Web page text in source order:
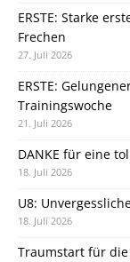
ERSTE: Starke
Frechen
27. Juli 2026
ERSTE:
Trainingswoche
21. Juli 2026
DANKE für eine
18. Juli 2026
U8:
18. Juli 2026
Traumstart für